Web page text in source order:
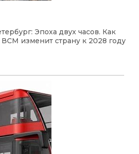
Эпоха двух часов. Как
ВСМ изменит страну к 2028 году